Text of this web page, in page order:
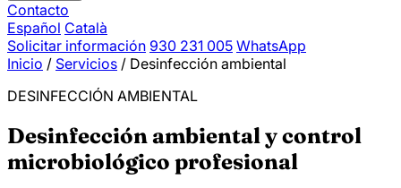
Contacto
Español Català
Solicitar información 930 231 005 WhatsApp
Inicio / Servicios / Desinfección ambiental
DESINFECCIÓN AMBIENTAL
Desinfección ambiental y control
microbiológico profesional